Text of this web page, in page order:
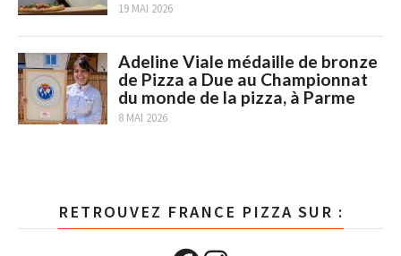
19 MAI 2026
Adeline Viale médaille de bronze
de Pizza a Due au Championnat
du monde de la pizza, à Parme
8 MAI 2026
RETROUVEZ FRANCE PIZZA SUR :